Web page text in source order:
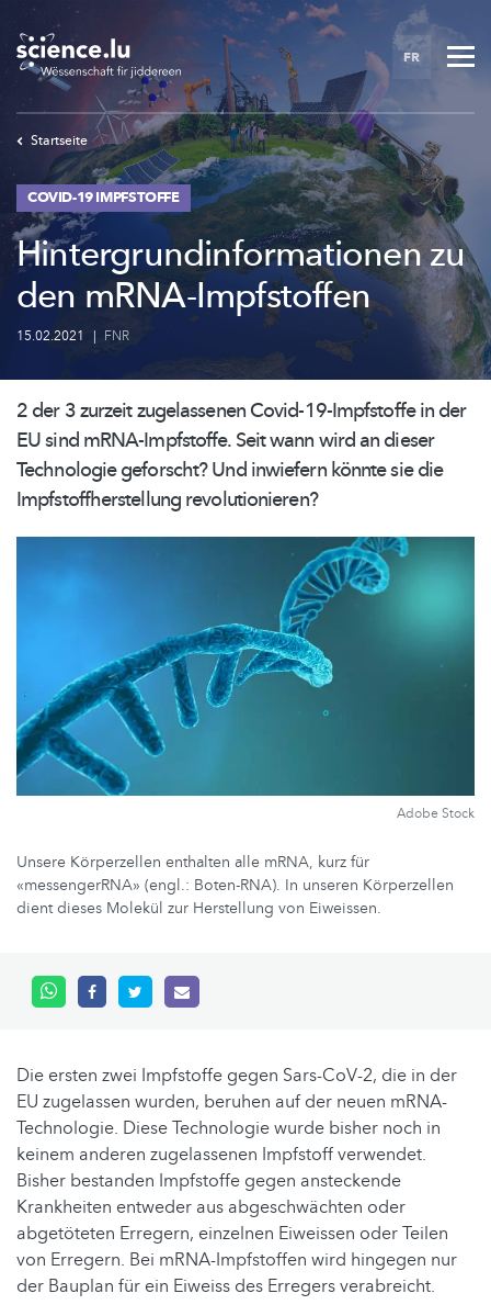
to
main
content
FR
Startseite
COVID-19 IMPFSTOFFE
Hintergrundinformationen zu
den mRNA-Impfstoffen
15.02.2021 | FNR
2 der 3 zurzeit zugelassenen Covid-19-Impfstoffein der
EU sind mRNA-Impfstoffe.Seit wann wird an dieser
Technologie geforscht? Und inwiefern könnte sie die
Impfstoffherstellung revolutionieren?
Adobe Stock
Unsere Körperzellen enthalten alle mRNA, kurz für
«messengerRNA» (engl.: Boten-RNA). In unseren Körperzellen
dient dieses Molekül zur Herstellung von Eiweissen.
Die ersten zwei Impfstoffe gegen Sars-CoV-2, die in der
EU zugelassen wurden, beruhen auf der neuen mRNA-
Technologie. Diese Technologie wurde bisher noch in
keinem anderen zugelassenen Impfstoff verwendet.
Bisher bestanden Impfstoffe gegen ansteckende
Krankheiten entweder aus abgeschwächten oder
abgetöteten Erregern, einzelnen Eiweissen oder Teilen
von Erregern. Bei mRNA-Impfstoffen wird hingegen nur
der Bauplan für ein Eiweiss des Erregers verabreicht.